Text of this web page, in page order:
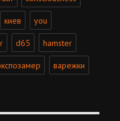
киев you
d65 hamster
варежки